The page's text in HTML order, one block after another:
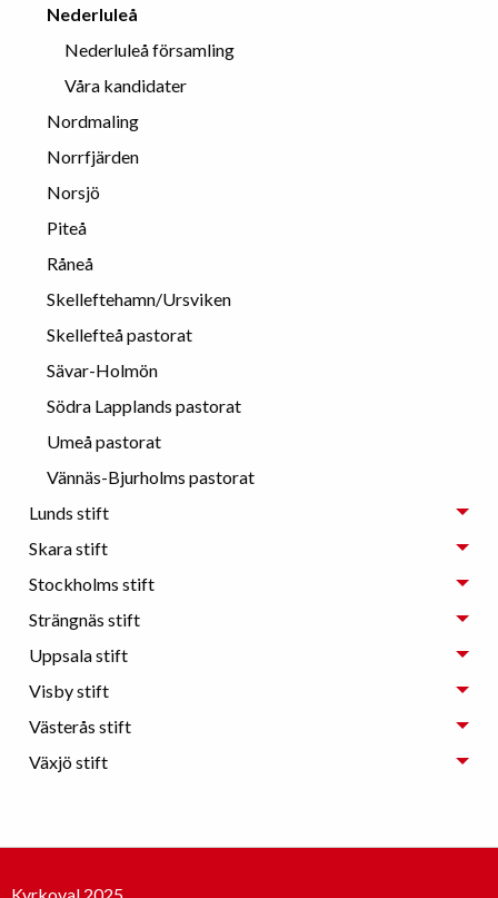
Nederluleå
Nederluleå församling
Våra kandidater
Nordmaling
Norrfjärden
Norsjö
Piteå
Råneå
Skelleftehamn/Ursviken
Skellefteå pastorat
Sävar-Holmön
Södra Lapplands pastorat
Umeå pastorat
Vännäs-Bjurholms pastorat
Lunds stift
Skara stift
Stockholms stift
Strängnäs stift
Uppsala stift
Visby stift
Västerås stift
Växjö stift